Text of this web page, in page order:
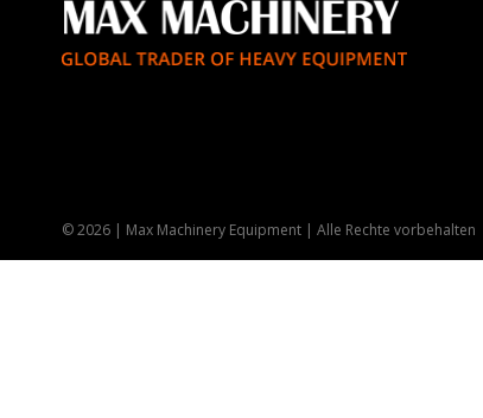
© 2026 | Max Machinery Equipment | Alle Rechte vorbehalten